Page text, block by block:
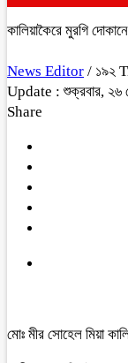
কালিয়াকৈরে মুরগি
News Editor / ১৯২
Update : শুক্রবার, ২৬
Share
মোঃ মীর সোহেল মিয়া